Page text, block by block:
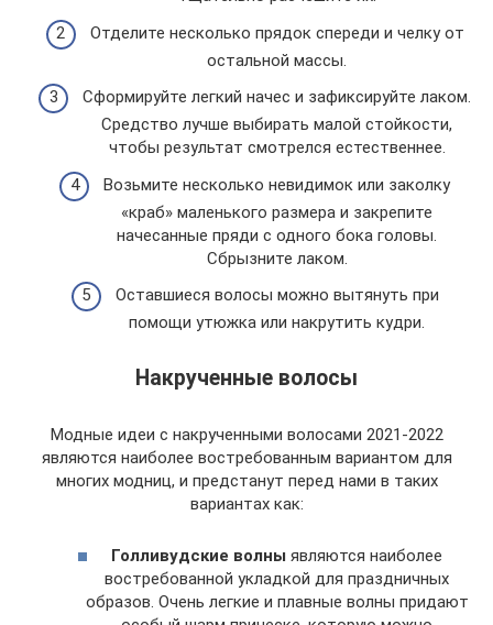
Отделите несколько прядок спереди и челку от
остальной массы.
Сформируйте легкий начес и зафиксируйте лаком.
Средство лучше выбирать малой стойкости,
чтобы результат смотрелся естественнее.
Возьмите несколько невидимок или заколку
«краб» маленького размера и закрепите
начесанные пряди с одного бока головы.
Сбрызните лаком.
Оставшиеся волосы можно вытянуть при
помощи утюжка или накрутить кудри.
Накрученные волосы
Модные идеи с накрученными волосами 2021-2022
являются наиболее востребованным вариантом для
многих модниц, и предстанут перед нами в таких
вариантах как:
Голливудские волны являются наиболее
востребованной укладкой для праздничных
образов. Очень легкие и плавные волны придают